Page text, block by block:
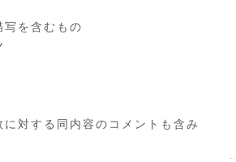
写を含むもの
対する同内容のコメントも含み